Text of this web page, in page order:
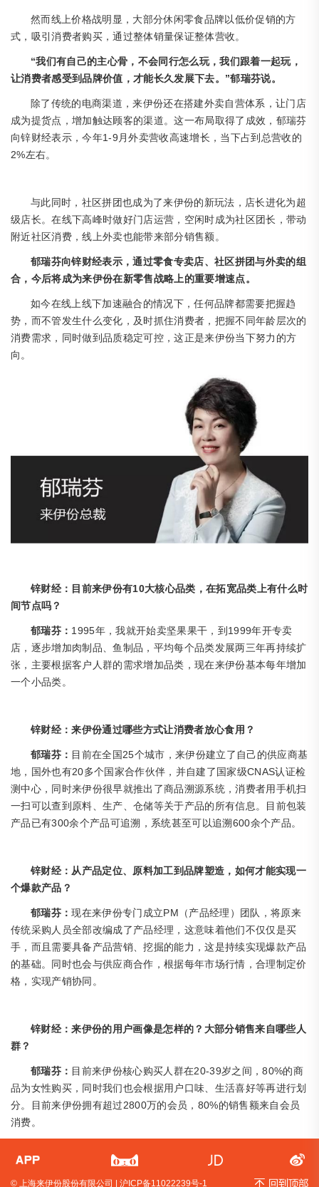
然而线上价格战明显，大部分休闲零食品牌以低价促销的方
式，吸引消费者购买，通过整体销量保证整体营收。
“我们有自己的主心骨，不会同行怎么玩，我们跟着一起玩，
让消费者感受到品牌价值，才能长久发展下去。”郁瑞芬说。
除了传统的电商渠道，来伊份还在搭建外卖自营体系，让门店
成为提货点，增加触达顾客的渠道。这一布局取得了成效，郁瑞芬
向锌财经表示，今年1-9月外卖营收高速增长，当下占到总营收的
2%左右。
与此同时，社区拼团也成为了来伊份的新玩法，店长进化为超
级店长。在线下高峰时做好门店运营，空闲时成为社区团长，带动
附近社区消费，线上外卖也能带来部分销售额。
郁瑞芬向锌财经表示，通过零食专卖店、社区拼团与外卖的组
合，今后将成为来伊份在新零售战略上的重要增速点。
如今在线上线下加速融合的情况下，任何品牌都需要把握趋
势，而不管发生什么变化，及时抓住消费者，把握不同年龄层次的
消费需求，同时做到品质稳定可控，这正是来伊份当下努力的方
向。
锌财经：目前来伊份有10大核心品类，在拓宽品类上有什么时
间节点吗？
郁瑞芬： 1995年，我就开始卖坚果果干，到1999年开专卖
店，逐步增加肉制品、鱼制品，平均每个品类发展两三年再持续扩
张，主要根据客户人群的需求增加品类，现在来伊份基本每年增加
一个小品类。
锌财经：来伊份通过哪些方式让消费者放心食用？
郁瑞芬： 目前在全国25个城市，来伊份建立了自己的供应商基
地，国外也有20多个国家合作伙伴，并自建了国家级CNAS认证检
测中心，同时来伊份很早就推出了商品溯源系统，消费者用手机扫
一扫可以查到原料、生产、仓储等关于产品的所有信息。目前包装
产品已有300余个产品可追溯，系统甚至可以追溯600余个产品。
锌财经：从产品定位、原料加工到品牌塑造，如何才能实现一
个爆款产品？
郁瑞芬：现在来伊份专门成立PM（产品经理）团队，将原来
传统采购人员全部改编成了产品经理，这意味着他们不仅仅是买
手，而且需要具备产品营销、挖掘的能力，这是持续实现爆款产品
的基础。同时也会与供应商合作，根据每年市场行情，合理制定价
格，实现产销协同。
锌财经：来伊份的用户画像是怎样的？大部分销售来自哪些人
群？
郁瑞芬： 目前来伊份核心购买人群在20-39岁之间，80%的商
品为女性购买，同时我们也会根据用户口味、生活喜好等再进行划
分。目前来伊份拥有超过2800万的会员，80%的销售额来自会员
消费。
© 上海来伊份股份有限公司 | 沪ICP备11022239号-1